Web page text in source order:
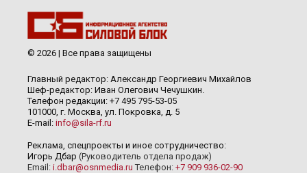
© 2026 | Все права защищены
Главный редактор: Александр Георгиевич Михайлов
Шеф-редактор: Иван Олегович Чечушкин.
Телефон редакции: +7 495 795-53-05
101000, г. Москва, ул. Покровка, д. 5
E-mail: info@sila-rf.ru
Реклама, спецпроекты и иное сотрудничество:
Игорь Дбар (Руководитель отдела продаж)
Email: i.dbar@osnmedia.ru Телефон: +7 909 936-02-90